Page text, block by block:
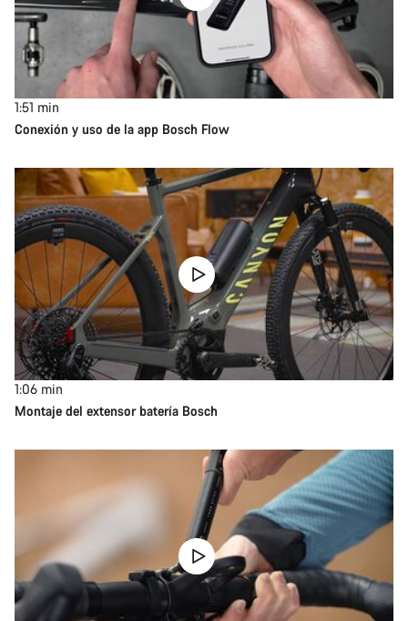
1:51 min
Conexión y uso de la app Bosch Flow
1:06 min
Montaje del extensor batería Bosch